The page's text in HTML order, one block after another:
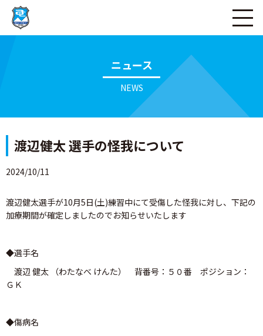
ニュース
NEWS
渡辺健太 選手の怪我について
2024/10/11
渡辺健太選手が10月5日(土)練習中にて受傷した怪我に対し、下記の
加療期間が確定しましたのでお知らせいたします
◆選手名
渡辺 健太 （わたなべ けんた） 背番号：５０番 ポジション：
ＧＫ
◆傷病名